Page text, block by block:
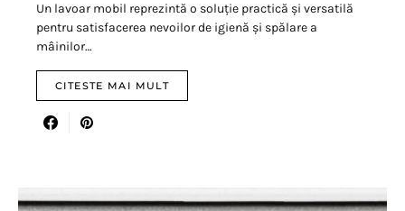
Un lavoar mobil reprezintă o soluție practică și versatilă
pentru satisfacerea nevoilor de igienă și spălare a
mâinilor…
CITESTE MAI MULT